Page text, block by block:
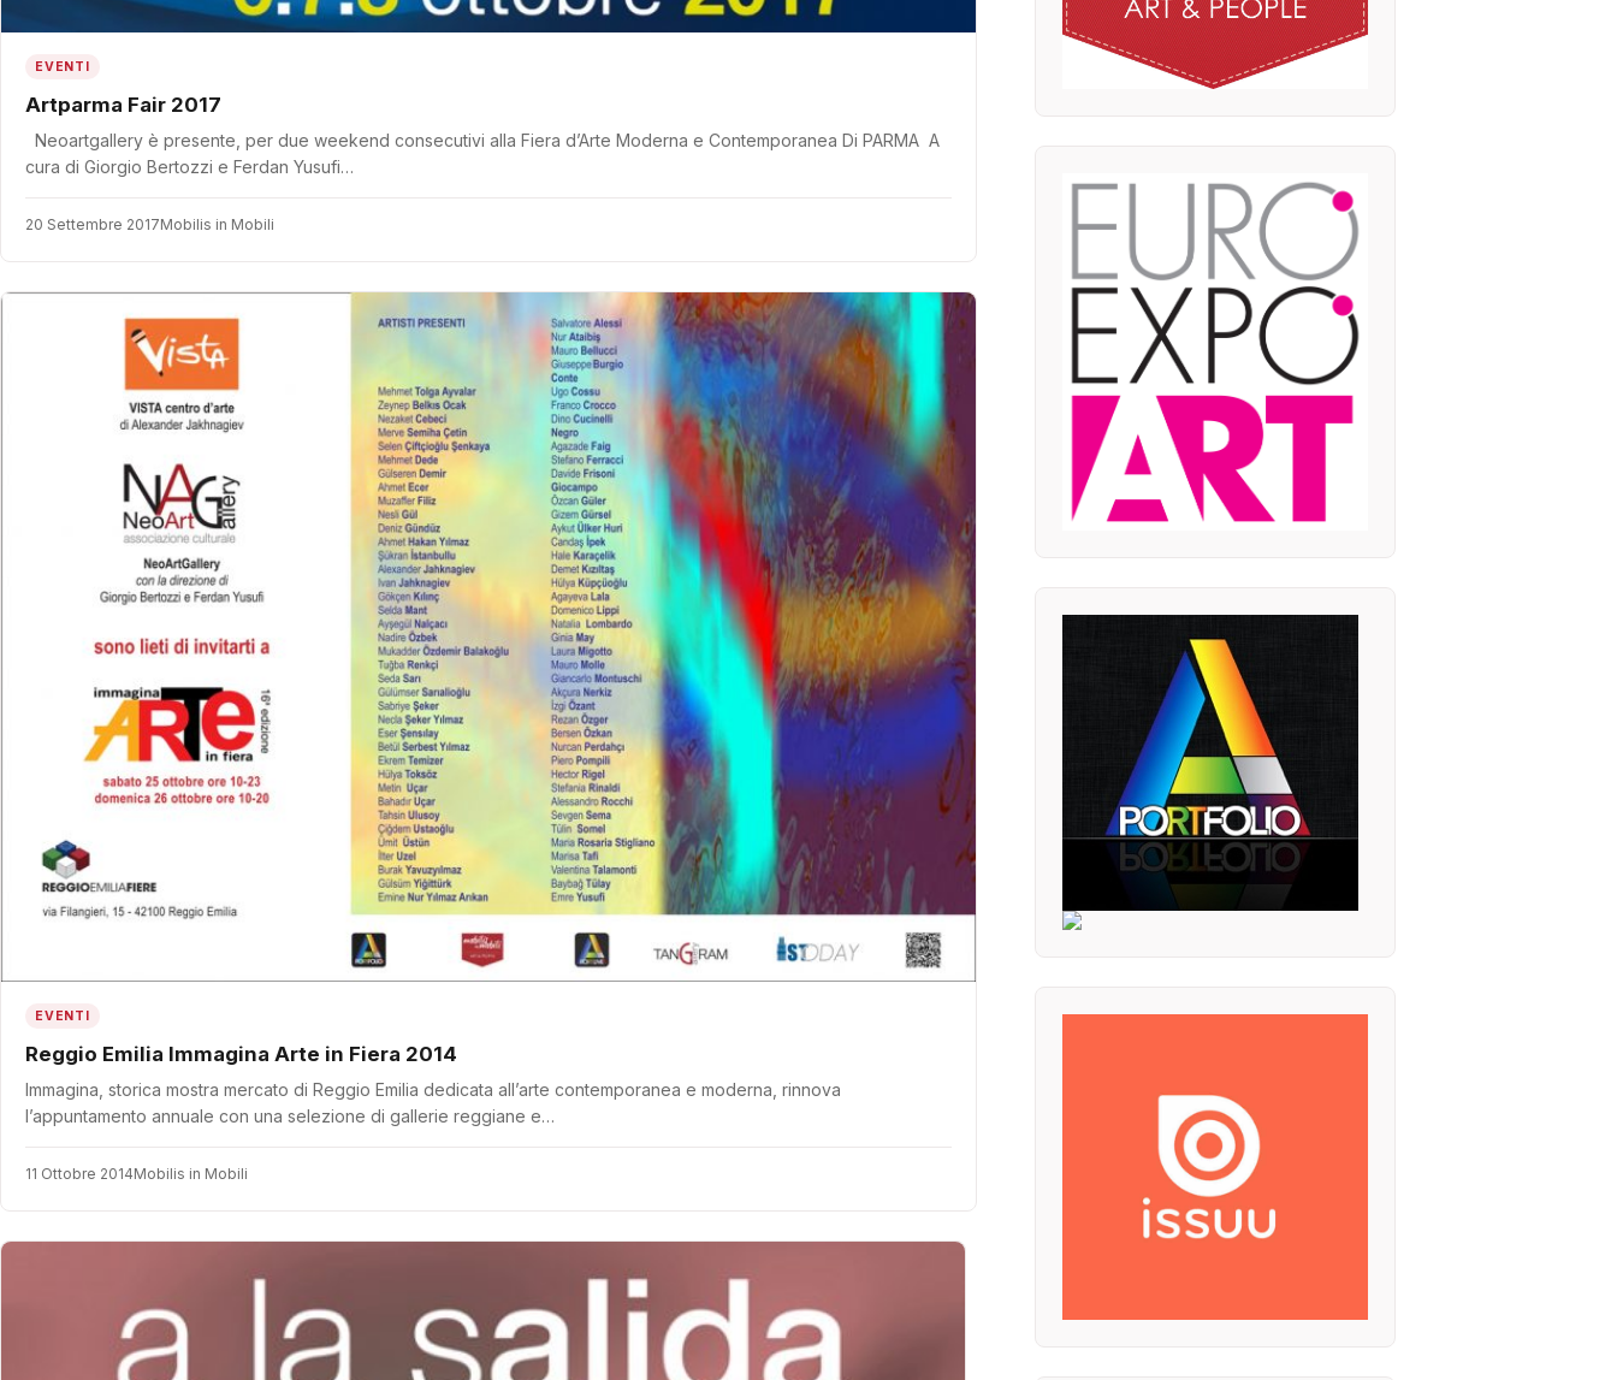
EVENTI
Artparma Fair 2017
Neoartgallery è presente, per due weekend consecutivi alla Fiera d’Arte Moderna e Contemporanea Di PARMA A
cura di Giorgio Bertozzi e Ferdan Yusufi…
20 Settembre 2017Mobilis in Mobili
EVENTI
Reggio Emilia Immagina Arte in Fiera 2014
Immagina, storica mostra mercato di Reggio Emilia dedicata all’arte contemporanea e moderna, rinnova
l’appuntamento annuale con una selezione di gallerie reggiane e…
11 Ottobre 2014Mobilis in Mobili